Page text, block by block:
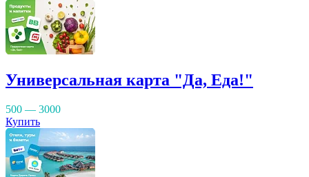
Универсальная карта "Да, Еда!"
500 — 3000
Купить